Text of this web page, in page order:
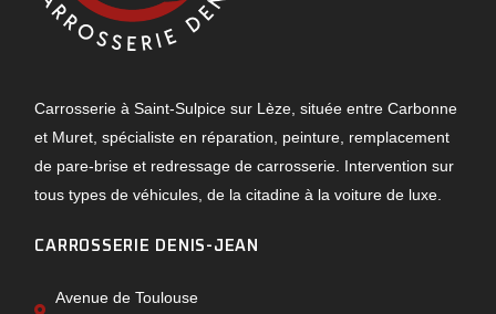
Carrosserie à Saint-Sulpice sur Lèze, située entre Carbonne
et Muret, spécialiste en réparation, peinture, remplacement
de pare-brise et redressage de carrosserie. Intervention sur
tous types de véhicules, de la citadine à la voiture de luxe.
CARROSSERIE DENIS-JEAN
Avenue de Toulouse